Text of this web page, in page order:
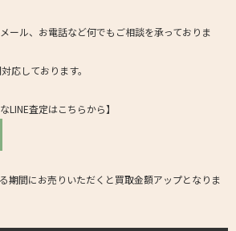
ール、お電話など何でもご相談を承っておりま
応しております。
LINE査定はこちらから】
期間にお売りいただくと買取金額アップとなりま